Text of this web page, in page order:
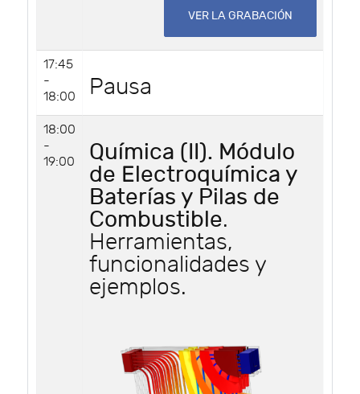
VER LA GRABACIÓN
17:45
-
18:00
Pausa
18:00
-
19:00
Química (II). Módulo
de Electroquímica y
Baterías y Pilas de
Combustible.
Herramientas,
funcionalidades y
ejemplos.